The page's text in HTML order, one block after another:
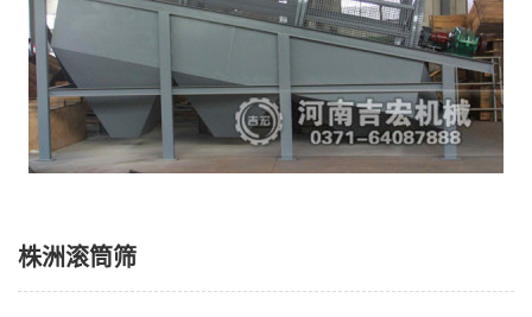
株洲滚筒筛